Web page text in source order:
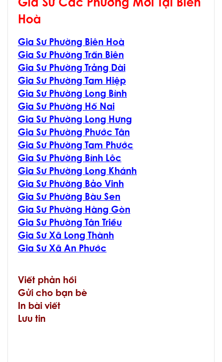
Gia Sư Các Phường Mới Tại Biên
Hoà
Gia Sư Phường Biên Hoà
Gia Sư Phường Trấn Biên
Gia Sư Phường Trảng Dài
Gia Sư Phường Tam Hiệp
Gia Sư Phường Long Bình
Gia Sư Phường Hố Nai
Gia Sư Phường Long Hưng
Gia Sư Phường Phước Tân
Gia Sư Phường Tam Phước
Gia Sư Phường Bình Lôc
Gia Sư Phường Long Khánh
Gia Sư Phường Bảo Vinh
Gia Sư Phường Bàu Sen
Gia Sư Phường Hàng Gòn
Gia Sư Phường Tân Triều
Gia Sư Xã Long Thành
Gia Sư Xã An Phước
Viết phản hồi
Gửi cho bạn bè
In bài viết
Lưu tin